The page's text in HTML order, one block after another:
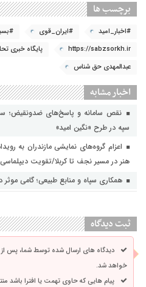
برچسب ها
#اخبار_امید #ایران_قوی
https://sabzsorkh.ir
پایگاه خبری
عبدالمهدی حق شناس
اخبار مشابه
نقص سامانه و پاسخ‌های ضدونقیض؛
سپه در طرح «نگین امید»
اعزام گروه‌های نمایشی مازندران به
هنر در مسیر نجف تا کربلا/تقویت
همکاری سپاه و منابع طبیعی؛ گامی
ثبت دیدگاه
دیدگاه های ارسال شده توسط شما، پس
خواهد شد.
پیام هایی که حاوی تهمت یا افترا باشد